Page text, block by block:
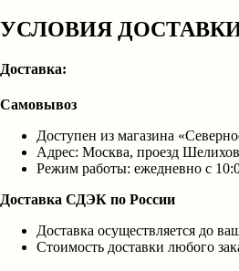
УСЛОВИЯ
Доставка:
Самовывоз
Доступен из магазина
Адрес: Москва, проезд
Режим работы: ежедневно с
Доставка СДЭК по России
Доставка осуществляется до
Стоимость доставки любого